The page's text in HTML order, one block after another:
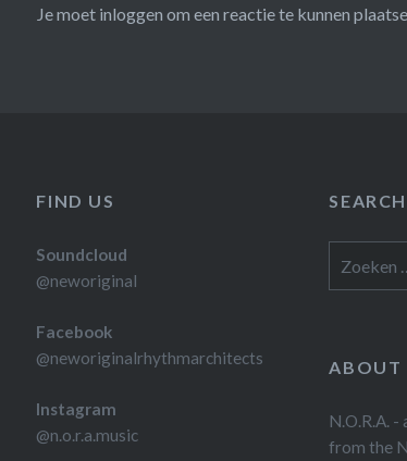
Je moet inloggen om een reactie te kunnen
FIND US
Soundcloud
@neworiginal
Facebook
@neworiginalrhythmarchitects
Instagram
@n.o.r.a.music
SEARCH
ABOUT
N.O.R.A. -
from the